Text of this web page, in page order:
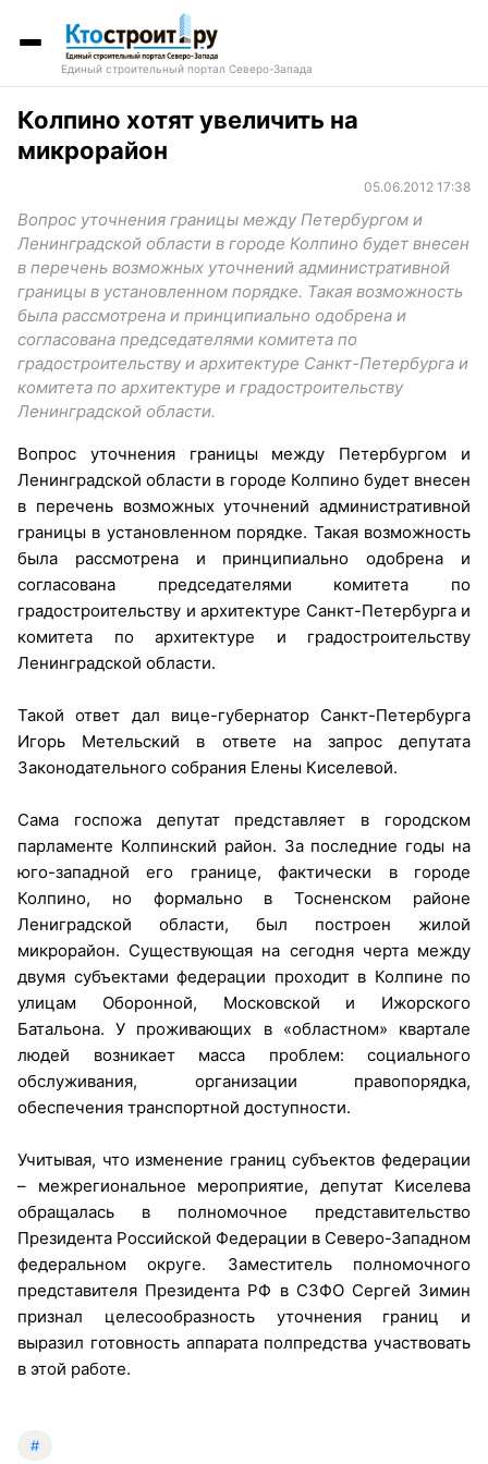
Единый строительный портал Северо-Запада
Колпино хотят увеличить на
микрорайон
05.06.2012 17:38
Вопрос уточнения границы между Петербургом и
Ленинградской области в городе Колпино будет внесен
в перечень возможных уточнений административной
границы в установленном порядке. Такая возможность
была рассмотрена и принципиально одобрена и
согласована председателями комитета по
градостроительству и архитектуре Санкт-Петербурга и
комитета по архитектуре и градостроительству
Ленинградской области.
Вопрос уточнения границы между Петербургом и
Ленинградской области в городе Колпино будет внесен
в перечень возможных уточнений административной
границы в установленном порядке. Такая возможность
была рассмотрена и принципиально одобрена и
согласована председателями комитета по
градостроительству и архитектуре Санкт-Петербурга и
комитета по архитектуре и градостроительству
Ленинградской области.
Такой ответ дал вице-губернатор Санкт-Петербурга
Игорь Метельский в ответе на запрос депутата
Законодательного собрания Елены Киселевой.
Сама госпожа депутат представляет в городском
парламенте Колпинский район. За последние годы на
юго-западной его границе, фактически в городе
Колпино, но формально в Тосненском районе
Лениградской области, был построен жилой
микрорайон. Существующая на сегодня черта между
двумя субъектами федерации проходит в Колпине по
улицам Оборонной, Московской и Ижорского
Батальона. У проживающих в «областном» квартале
людей возникает масса проблем: социального
обслуживания, организации правопорядка,
обеспечения транспортной доступности.
Учитывая, что изменение границ субъектов федерации
– межрегиональное мероприятие, депутат Киселева
обращалась в полномочное представительство
Президента Российской Федерации в Северо-Западном
федеральном округе. Заместитель полномочного
представителя Президента РФ в СЗФО Сергей Зимин
признал целесообразность уточнения границ и
выразил готовность аппарата полпредства участвовать
в этой работе.
#